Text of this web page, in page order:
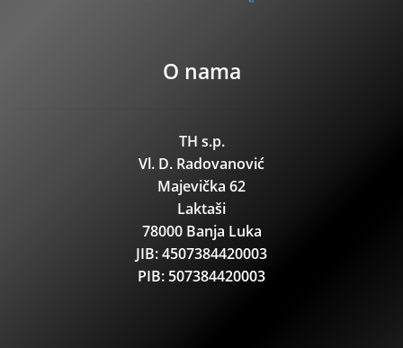
O nama
TH s.p.
Vl. D. Radovanović
Majevička 62
Laktaši
78000 Banja Luka
JIB: 4507384420003
PIB: 507384420003